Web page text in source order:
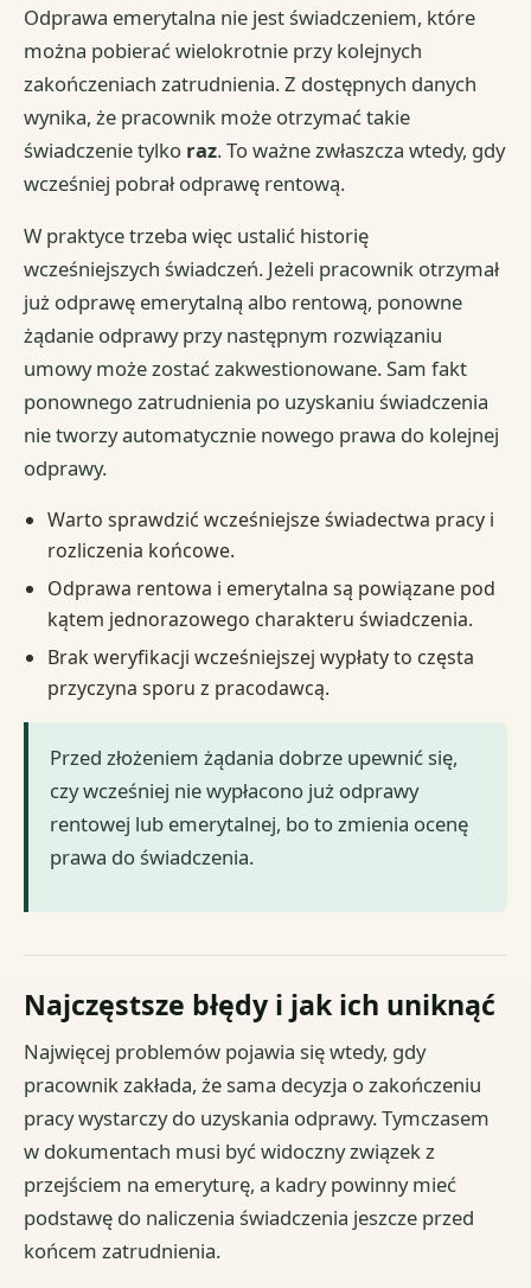
Odprawa emerytalna nie jest świadczeniem, które
można pobierać wielokrotnie przy kolejnych
zakończeniach zatrudnienia. Z dostępnych danych
wynika, że pracownik może otrzymać takie
świadczenie tylko raz. To ważne zwłaszcza wtedy, gdy
wcześniej pobrał odprawę rentową.
W praktyce trzeba więc ustalić historię
wcześniejszych świadczeń. Jeżeli pracownik otrzymał
już odprawę emerytalną albo rentową, ponowne
żądanie odprawy przy następnym rozwiązaniu
umowy może zostać zakwestionowane. Sam fakt
ponownego zatrudnienia po uzyskaniu świadczenia
nie tworzy automatycznie nowego prawa do kolejnej
odprawy.
Warto sprawdzić wcześniejsze świadectwa pracy i
rozliczenia końcowe.
Odprawa rentowa i emerytalna są powiązane pod
kątem jednorazowego charakteru świadczenia.
Brak weryfikacji wcześniejszej wypłaty to częsta
przyczyna sporu z pracodawcą.
Przed złożeniem żądania dobrze upewnić się,
czy wcześniej nie wypłacono już odprawy
rentowej lub emerytalnej, bo to zmienia ocenę
prawa do świadczenia.
Najczęstsze błędy i jak ich uniknąć
Najwięcej problemów pojawia się wtedy, gdy
pracownik zakłada, że sama decyzja o zakończeniu
pracy wystarczy do uzyskania odprawy. Tymczasem
w dokumentach musi być widoczny związek z
przejściem na emeryturę, a kadry powinny mieć
podstawę do naliczenia świadczenia jeszcze przed
końcem zatrudnienia.